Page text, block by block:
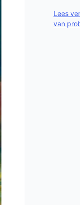
Lees
van